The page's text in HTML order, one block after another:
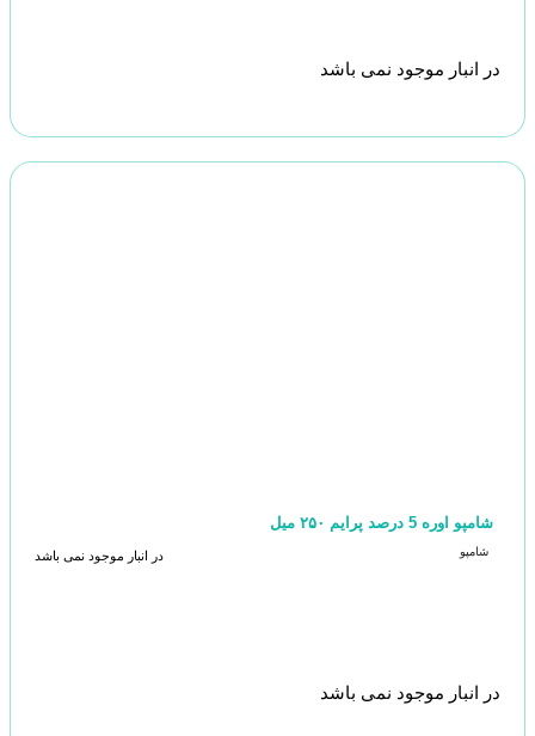
در انبار موجود نمی باشد
شامپو اوره 5 درصد پرایم ۲۵۰ میل
شامپو در انبار موجود نمی باشد
در انبار موجود نمی باشد